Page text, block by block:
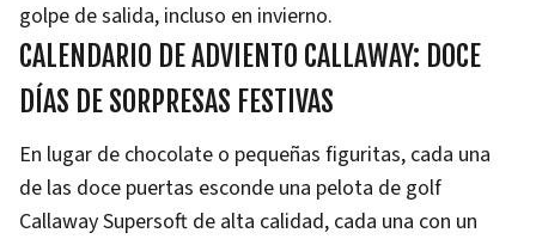
golpe de salida, incluso en invierno.
CALENDARIO DE ADVIENTO CALLAWAY: DOCE
DÍAS DE SORPRESAS FESTIVAS
En lugar de chocolate o pequeñas figuritas, cada una
de las doce puertas esconde una pelota de golf
Callaway Supersoft de alta calidad, cada una con un